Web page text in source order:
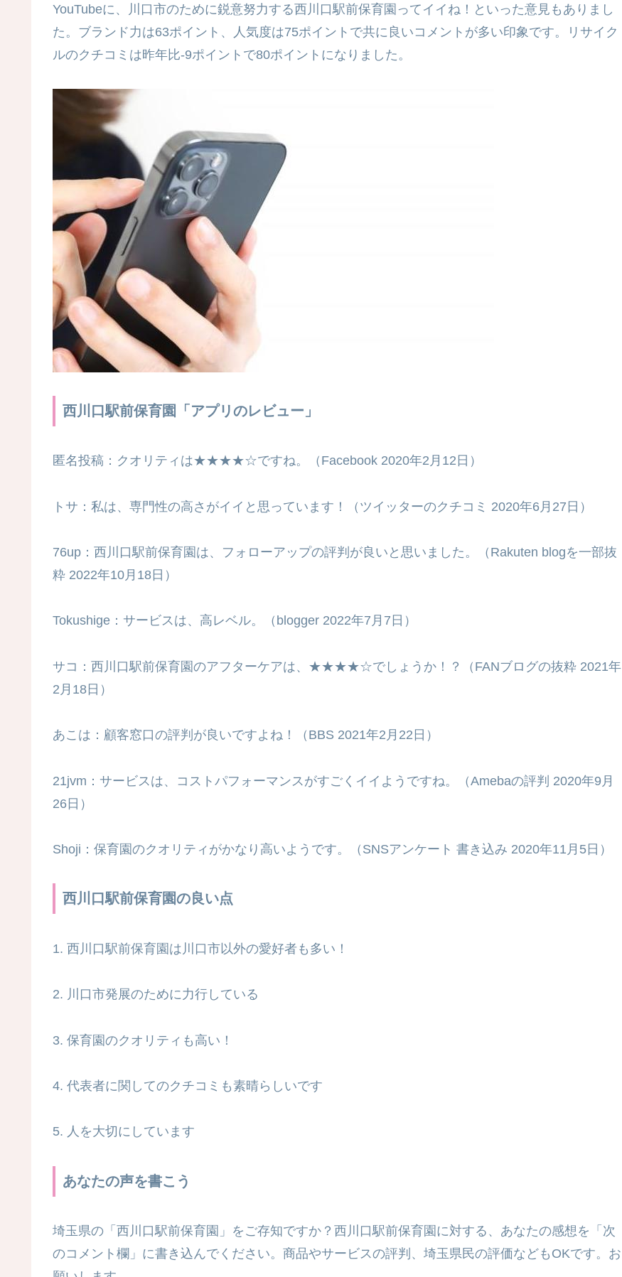
YouTubeに、川口市のために鋭意努力する西川口駅前保育園ってイイね！といった意見もありまし
た。ブランド力は63ポイント、人気度は75ポイントで共に良いコメントが多い印象です。リサイク
ルのクチコミは昨年比-9ポイントで80ポイントになりました。
西川口駅前保育園「アプリのレビュー」
匿名投稿：クオリティは★★★★☆ですね。（Facebook 2020年2月12日）
トサ：私は、専門性の高さがイイと思っています！（ツイッターのクチコミ 2020年6月27日）
76up：西川口駅前保育園は、フォローアップの評判が良いと思いました。（Rakuten blogを一部抜
粋 2022年10月18日）
Tokushige：サービスは、高レベル。（blogger 2022年7月7日）
サコ：西川口駅前保育園のアフターケアは、★★★★☆でしょうか！？（FANブログの抜粋 2021年
2月18日）
あこは：顧客窓口の評判が良いですよね！（BBS 2021年2月22日）
21jvm：サービスは、コストパフォーマンスがすごくイイようですね。（Amebaの評判 2020年9月
26日）
Shoji：保育園のクオリティがかなり高いようです。（SNSアンケート 書き込み 2020年11月5日）
西川口駅前保育園の良い点
1. 西川口駅前保育園は川口市以外の愛好者も多い！
2. 川口市発展のために力行している
3. 保育園のクオリティも高い！
4. 代表者に関してのクチコミも素晴らしいです
5. 人を大切にしています
あなたの声を書こう
埼玉県の「西川口駅前保育園」をご存知ですか？西川口駅前保育園に対する、あなたの感想を「次
のコメント欄」に書き込んでください。商品やサービスの評判、埼玉県民の評価などもOKです。お